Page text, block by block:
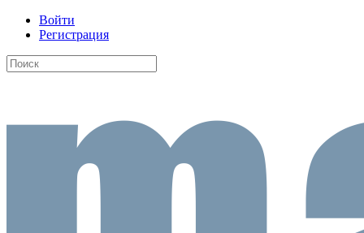
Войти
Регистрация